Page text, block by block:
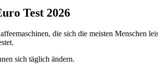
Test 2026
die sich die meisten Menschen
sich täglich ändern.